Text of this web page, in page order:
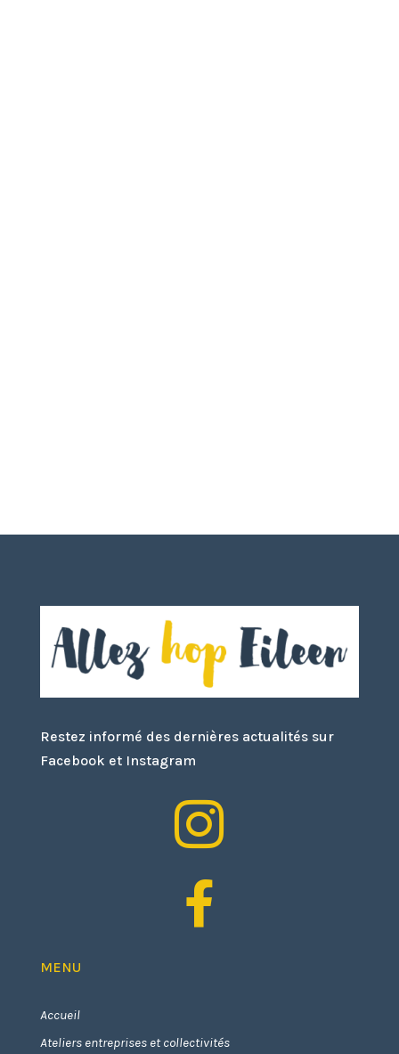
Restez informé des dernières actualités sur
Facebook et Instagram


MENU
Accueil
Ateliers entreprises et collectivités